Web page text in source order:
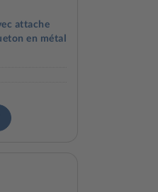
attache
en métal